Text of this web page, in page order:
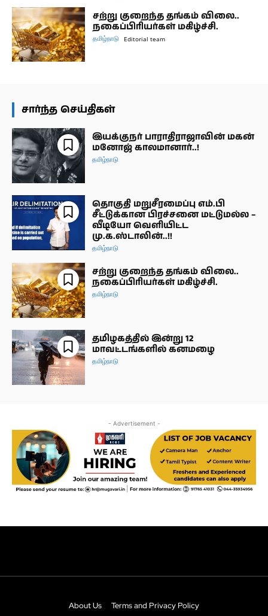
About Us Terms and Privacy Policy